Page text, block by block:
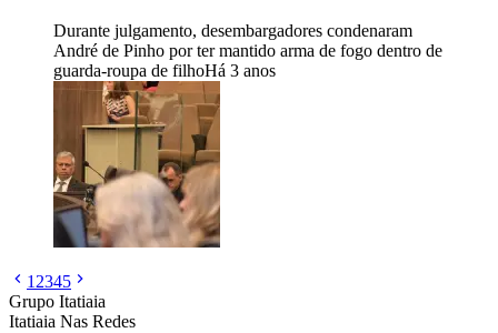
Durante julgamento, desembargadores condenaram
André de Pinho por ter mantido arma de fogo dentro de
guarda-roupa de filhoHá 3 anos
1 2345
Grupo Itatiaia
Itatiaia Nas Redes